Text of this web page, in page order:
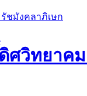
ศวิทยาค